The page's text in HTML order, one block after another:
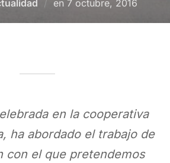
en Publicado
7 octubre, 2016
en la cooperativa
ha abordado el trabajo de
con el que pretendemos